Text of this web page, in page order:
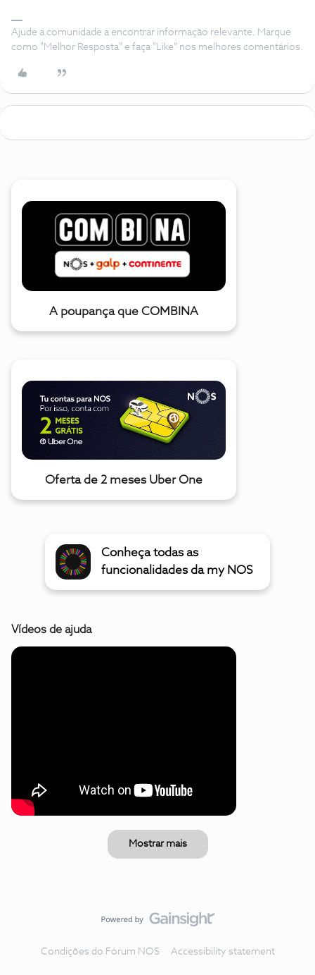
Ajude a comunidade a encontrar informação relevante. Marque
como "Melhor Resposta" e faça "Like" nos melhores comentários.
A poupança que COMBINA
Oferta de 2 meses Uber One
Conheça todas as
funcionalidades da my NOS
Vídeos de ajuda
Mostrar mais
Condições do Fórum NOS Accessibility statement